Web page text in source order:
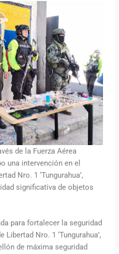
de la Fuerza Aérea
una intervención en el
Nro. 1 ‘Tungurahua’,
significativa de objetos
para fortalecer la seguridad
Nro. 1 ‘Tungurahua’,
de máxima seguridad